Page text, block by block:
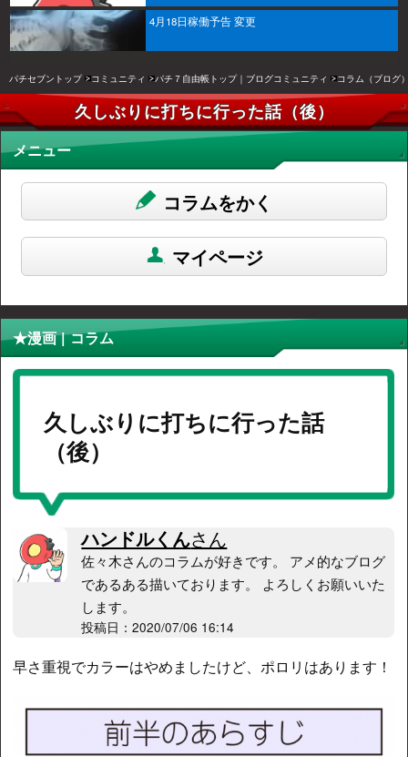
4月18日稼働予告 変更
パチセブントップ コミュニティ パチ７自由帳トップ｜ブログコミュニティ コラム（ブログ
久しぶりに打ちに行った話（後）
メニュー
コラムをかく
マイページ
★漫画 | コラム
久しぶりに打ちに行った話
（後）
ハンドルくんさん
佐々木さんのコラムが好きです。 アメ的なブログ
であるある描いております。 よろしくお願いいた
します。
投稿日：2020/07/06 16:14
早さ重視でカラーはやめましたけど、ポロリはあります！